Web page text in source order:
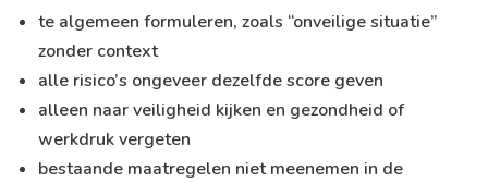
te algemeen formuleren, zoals “onveilige situatie”
zonder context
alle risico’s ongeveer dezelfde score geven
alleen naar veiligheid kijken en gezondheid of
werkdruk vergeten
bestaande maatregelen niet meenemen in de